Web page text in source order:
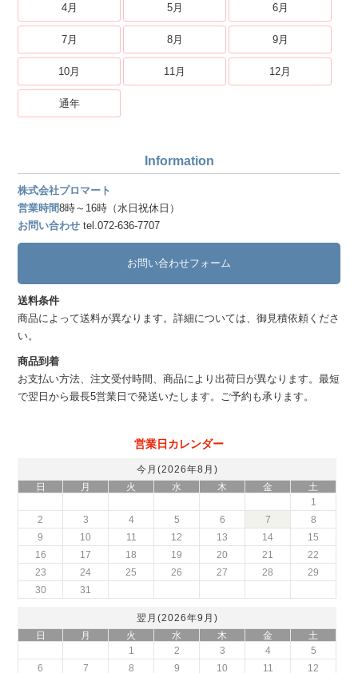
4月 5月 6月
7月 8月 9月
10月 11月 12月
通年
Information
株式会社プロマート
営業時間8時～16時（水日祝休日）
お問い合わせ tel.072-636-7707
お問い合わせフォーム
送料条件
商品によって送料が異なります。詳細については、御見積依頼くださ
い。
商品到着
お支払い方法、注文受付時間、商品により出荷日が異なります。最短
で翌日から最長5営業日で発送いたします。ご予約も承ります。
営業日カレンダー
今月(2026年8月)
日
月 火 水 木 金
土
1
2
3 4 5 6 7
8
9
10 11 12 13 14
15
16
17 18 19 20 21
22
23
24 25 26 27 28
29
30
31
翌月(2026年9月)
日
月 火 水 木 金
土
1
2 3 4
5
6
7 8 9 10 11
12